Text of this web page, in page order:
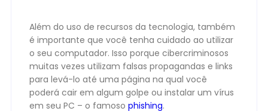
Além do uso de recursos da tecnologia, também
é importante que você tenha cuidado ao utilizar
o seu computador. Isso porque cibercriminosos
muitas vezes utilizam falsas propagandas e links
para levá-lo até uma página na qual você
poderá cair em algum golpe ou instalar um vírus
em seu PC – o famoso phishing.